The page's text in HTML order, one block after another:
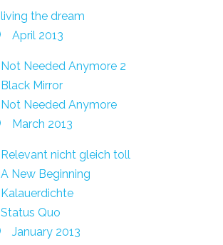
living the dream
April 2013
Not Needed Anymore 2
Black Mirror
Not Needed Anymore
March 2013
Relevant nicht gleich toll
A New Beginning
Kalauerdichte
Status Quo
January 2013